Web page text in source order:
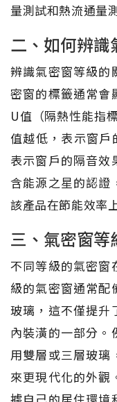
量測試和熱流通量
二、如何辨識
辨識氣密窗等級的
密窗的標籤通常會
U值（隔熱性能指
值越低，表示窗戶
表示窗戶的隔音效
含能源之星的認證
該產品在節能效率
三、氣密窗等
不同等級的氣密窗
級的氣密窗通常配
玻璃，這不僅提升
內裝潢的一部分。
用雙層或三層玻璃
來更現代化的外觀